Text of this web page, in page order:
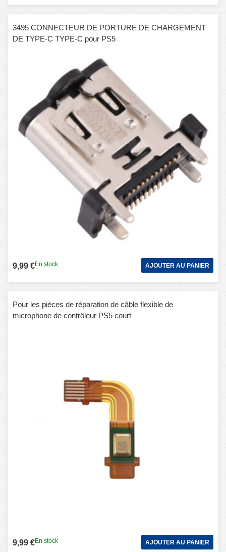
3495 CONNECTEUR DE PORTURE DE CHARGEMENT
DE TYPE-C TYPE-C pour PS5
9,99 €En stock AJOUTER AU PANIER
Pour les pièces de réparation de câble flexible de
microphone de contrôleur PS5 court
9,99 €En stock AJOUTER AU PANIER